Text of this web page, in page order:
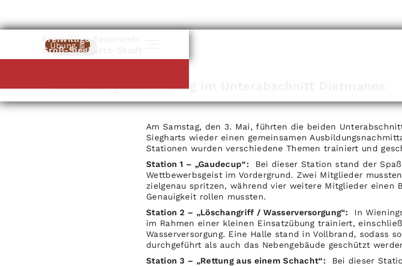
Freiwillige Feuerwehr
Groß-Siegharts-Stadt
Übung
Ausbildungsnachmittag im Unterabschnitt Dietmanns
Zurück
Am Samstag, den 3. Mai, führten die beiden
Siegharts wieder einen gemeinsamen
Stationen wurden verschiedene Themen trainiert und
Station 1 – „Gaudecup“: Bei dieser Station stand der
Wettbewerbsgeist im Vordergrund. Zwei Mitglieder
zielgenau spritzen, während vier weitere Mitglieder einen
Genauigkeit rollen mussten.
Station 2 – „Löschangriff / Wasserversorgung“: In
im Rahmen einer kleinen Einsatzübung trainiert,
Wasserversorgung. Eine Halle stand in Vollbrand, sodass
durchgeführt als auch das Nebengebäude geschützt
Station 3 – „Rettung aus einem Schacht“: Bei dieser